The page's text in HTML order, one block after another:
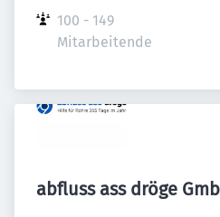
100 - 149
Mitarbeitende
abfluss ass dröge